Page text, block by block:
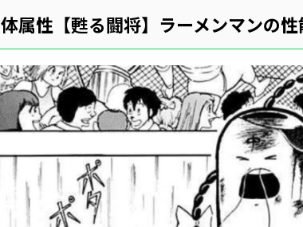
体属性【甦る闘将】ラーメンマンの性